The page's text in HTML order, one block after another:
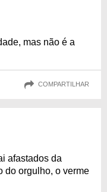
mas não é a
COMPARTILHAR
afastados da
do orgulho, o verme